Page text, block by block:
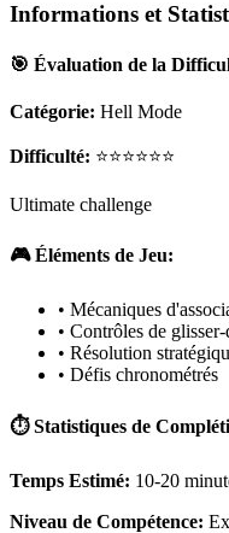
Informations et
🎯 Évaluation de la
Catégorie: Hell Mode
Difficulté: ⭐⭐⭐⭐⭐⭐
Ultimate challenge
🎮 Éléments de Jeu:
• Mécaniques
• Contrôles de
• Résolution
• Défis chronométrés
⏱️ Statistiques de
Temps Estimé: 10-20
Niveau de Compétence: